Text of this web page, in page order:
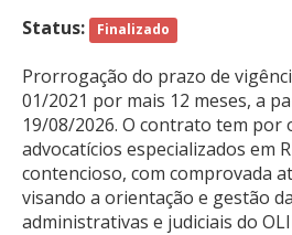
Status:
Finalizado
Prorrogação do prazo de
01/2021 por mais 12 meses, a
19/08/2026. O contrato tem por
advocatícios especializados em
contencioso, com comprovada
visando a orientação e gestão
administrativas e judiciais do